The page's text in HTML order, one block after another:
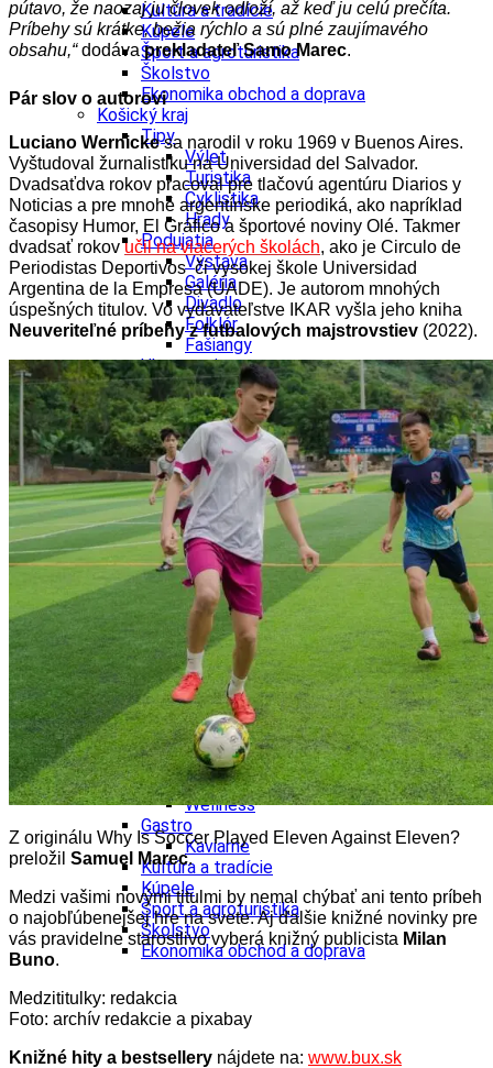
Kultúra a tradície
Kúpele
Šport a agroturistika
Školstvo
Ekonomika obchod a doprava
Košický kraj
Tipy
Výlet
Turistika
Cyklistika
Hrady
Podujatia
Výstava
Galéria
Divadlo
Folklór
Fašiangy
Ubytovanie
Pobyty
Gastro
Kaviarne
Víno
Kultúra a tradície
Šport a agroturistika
Školstvo
Ekonomika obchod a doprava
Prešovský kraj
Tipy
Výlet
Turistika
Cyklistika
Hrady
Podujatia
Výstava
Galéria
Folklór
Ubytovanie
Pobyty
Wellness
Gastro
Kaviarne
Kultúra a tradície
Kúpele
Šport a agroturistika
Školstvo
Ekonomika obchod a doprava
pútavo, že naozaj ju človek odloží, až keď ju celú prečíta.
Príbehy sú krátke, bežia rýchlo a sú plné zaujímavého
obsahu,“dodávaprekladateľ Samo Marec.
Pár slov o autorovi
Luciano Wernickesa narodil v roku 1969 v Buenos Aires.
Vyštudoval žurnalistiku na Universidad del Salvador.
Dvadsaťdva rokov pracoval pre tlačovú agentúru Diarios y
Noticias a pre mnohé argentínske periodiká, ako napríklad
časopisy Humor, El Gráfico a športové noviny Olé. Takmer
dvadsať rokovučil na viacerých školách, ako je Circulo de
Periodistas Deportivos či vysokej škole Universidad
Argentina de la Empresa (UADE). Je autorom mnohých
úspešných titulov. Vo vydavateľstve IKAR vyšla jeho kniha
Neuveriteľné príbehy z futbalových majstrovstiev (2022).
Z originálu Why Is Soccer Played Eleven Against Eleven?
preložil Samuel Marec.
Medzi vašimi novými titulmi by nemal chýbať ani tento príbeh
o najobľúbenejšej hre na svete. Aj ďalšie knižné novinky pre
vás pravidelne starostlivo vyberá knižný publicista Milan
Buno.
Medzititulky: redakcia
Foto: archív redakcie a pixabay
Knižné hity a bestsellery nájdete na: www.bux.sk